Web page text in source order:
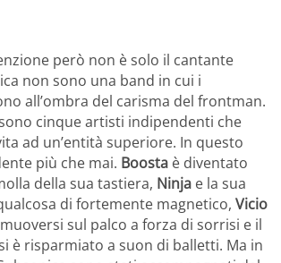
però non è solo il cantante
non sono una band in cui i
all’ombra del carisma del frontman.
cinque artisti indipendenti che
ad un’entità superiore. In questo
più che mai. Boosta è diventato
della sua tastiera, Ninja e la sua
di fortemente magnetico, Vicio
sul palco a forza di sorrisi e il
è risparmiato a suon di balletti. Ma in